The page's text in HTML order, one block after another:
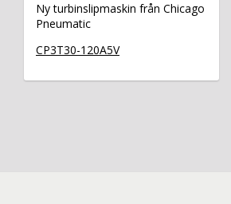
Ny turbinslipmaskin från Chicago
Pneumatic
CP3T30-120A5V